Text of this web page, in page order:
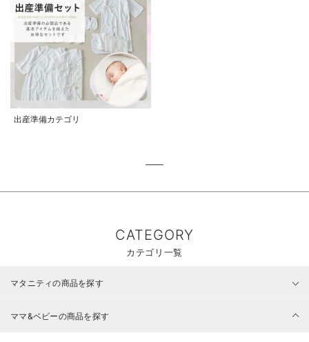
出産準備カテゴリ
CATEGORY
カテゴリ一覧
マタニティの商品を探す
ママ&ベビーの商品を探す